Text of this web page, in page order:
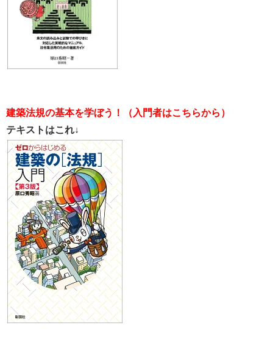
建築法規の基本を学ぼう！（入門者はこちらから）
テキストはこれ↓